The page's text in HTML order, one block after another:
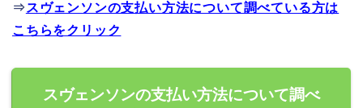
⇒ スヴェンソンの支払い方法について調べている方は
こちらをクリック
スヴェンソンの支払い方法について調べ